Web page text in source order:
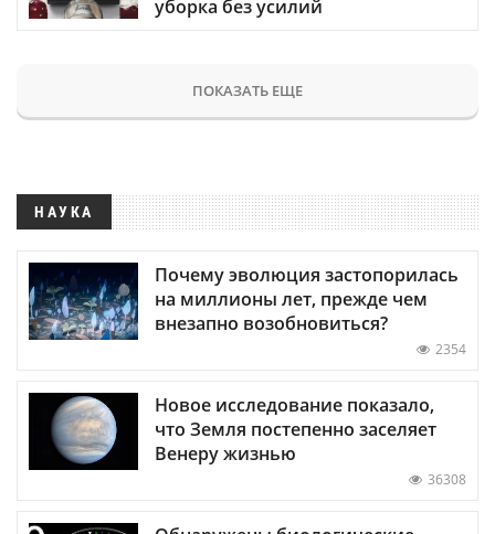
уборка без усилий
ПОКАЗАТЬ ЕЩЕ
НАУКА
Почему эволюция застопорилась
на миллионы лет, прежде чем
внезапно возобновиться?
2354
Новое исследование показало,
что Земля постепенно заселяет
Венеру жизнью
36308